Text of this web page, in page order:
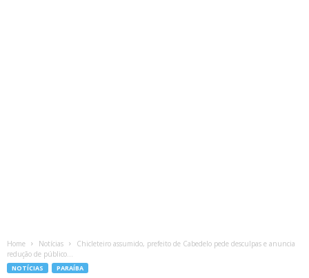
Home Notícias
Chicleteiro assumido, prefeito de Cabedelo pede desculpas e anuncia
redução de público...
NOTÍCIAS PARAÍBA